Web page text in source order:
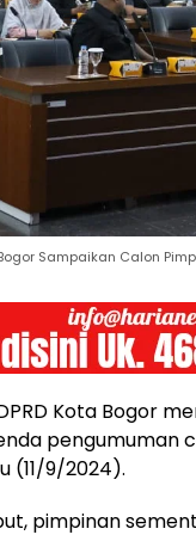
Sampaikan Calon
Kota Bogor
pengumuman
(11/9/2024).
pimpinan